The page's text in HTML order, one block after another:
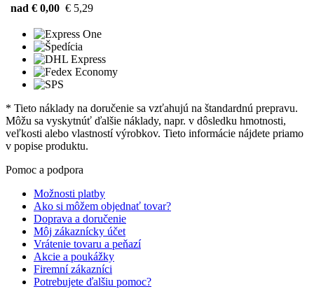
nad € 0,00 € 5,29
* Tieto náklady na doručenie sa vzťahujú na štandardnú prepravu.
Môžu sa vyskytnúť ďalšie náklady, napr. v dôsledku hmotnosti,
veľkosti alebo vlastností výrobkov. Tieto informácie nájdete priamo
v popise produktu.
Pomoc a podpora
Možnosti platby
Ako si môžem objednať tovar?
Doprava a doručenie
Môj zákaznícky účet
Vrátenie tovaru a peňazí
Akcie a poukážky
Firemní zákazníci
Potrebujete ďalšiu pomoc?